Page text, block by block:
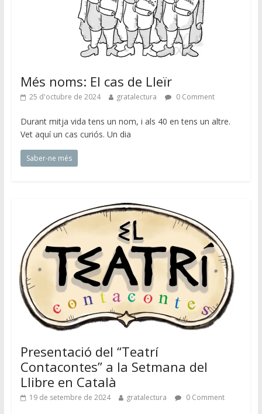
Més noms: El cas de Lleïr
25 d'octubre de 2024 gratalectura 0 Comment
Durant mitja vida tens un nom, i als 40 en tens un altre.
Vet aquí un cas curiós. Un dia
Saber-ne més
Presentació del “Teatrí
Contacontes” a la Setmana del
Llibre en Català
19 de setembre de 2024 gratalectura 0 Comment